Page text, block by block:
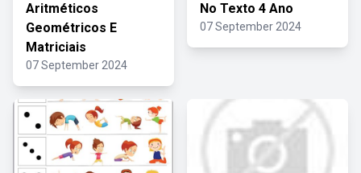
Aritméticos
Geométricos E
Matriciais
07 September 2024
No Texto 4 Ano
07 September 2024